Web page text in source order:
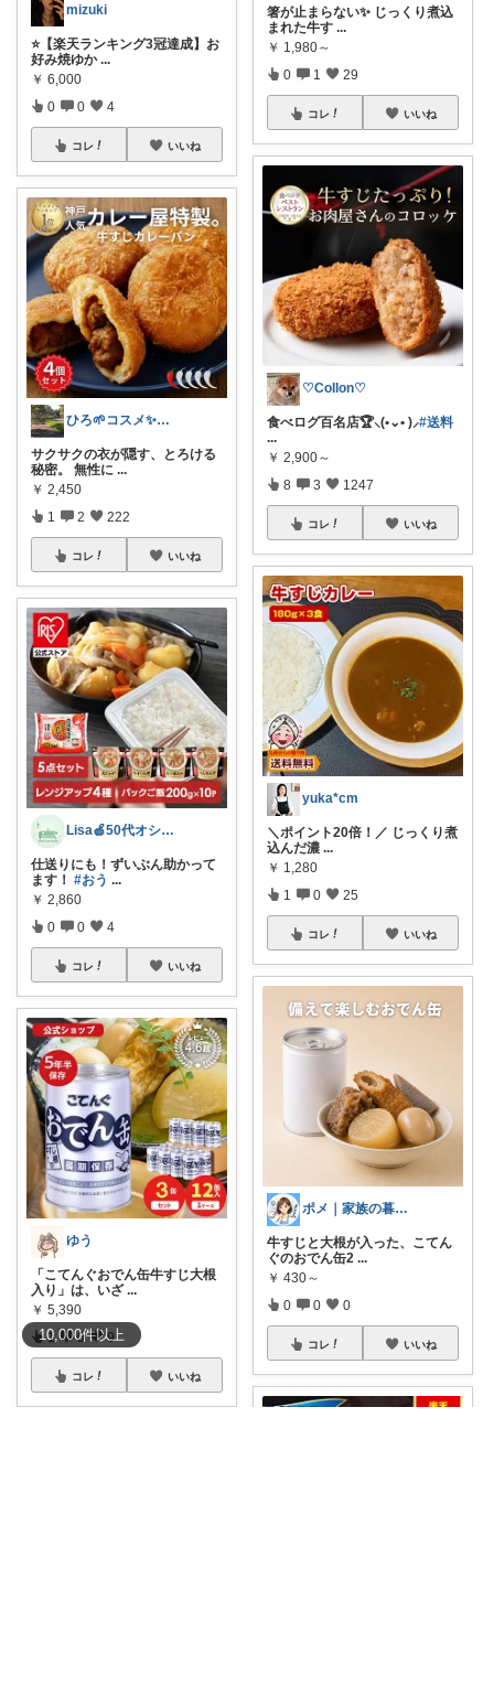
10,000件以上
mizuki
⭐️【楽天ランキング3冠達成】お
好み焼ゆか ...
￥ 6,000
0 0 4
コレ いいね
ひろ🌱‬コスメ✨わんこ🐕🐾
サクサクの衣が隠す、とろける
秘密。 無性に ...
￥ 2,450
1 2 222
コレ いいね
Lisa🍏50代オシャレ雑貨好き
仕送りにも！ずいぶん助かって
ます！ #おう ...
￥ 2,860
0 0 4
コレ いいね
ゆう
「こてんぐおでん缶牛すじ大根
入り」は、いざ ...
￥ 5,390
1 0 9
コレ いいね
箸が止まらない✨ じっくり煮込
まれた牛す ...
￥ 1,980～
0 1 29
コレ いいね
♡Collon♡
食べログ百名店🏆️⸜(•⌄• )⸝#送料
...
￥ 2,900～
8 3 1247
コレ いいね
yuka*cm
＼ポイント20倍！／ じっくり煮
込んだ濃 ...
￥ 1,280
1 0 25
コレ いいね
ポメ｜家族の暮らしを少しラクに
牛すじと大根が入った、こてん
ぐのおでん缶2 ...
￥ 430～
0 0 0
コレ いいね